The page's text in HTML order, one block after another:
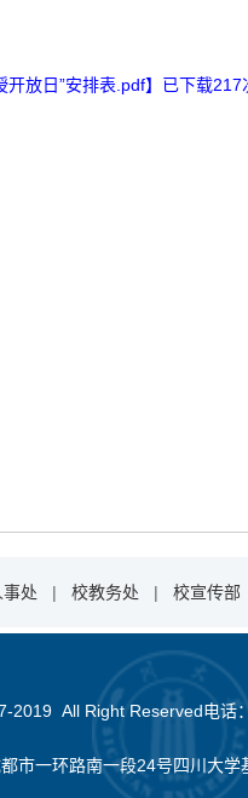
开放日”安排表.pdf】已下载217
事处 | 校教务处 | 校宣传部
2019 All Right Reserved电话
市一环路南一段24号四川大